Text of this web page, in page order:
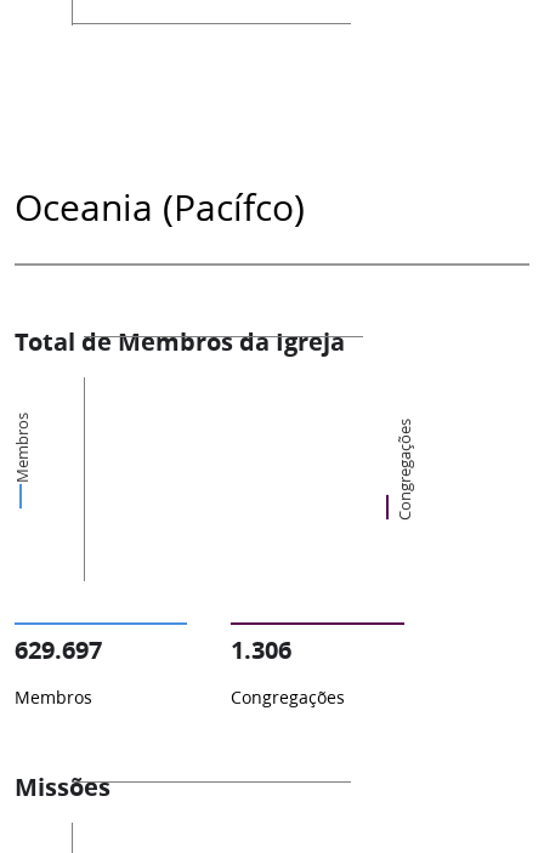
Oceania (Pacífco)
Total de Membros da Igreja
Membros Congregações
629.697
Membros
1.306
Congregações
Missões